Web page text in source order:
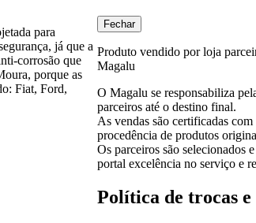
Fechar
Produto vendido por loja
Magalu
O Magalu se responsabiliza
parceiros até o destino final.
As vendas são certificadas
procedência de produtos
Os parceiros são selecionados
portal excelência no serviço e
Política de trocas e
para
já que a
corrosão que
porque as
Fiat, Ford,